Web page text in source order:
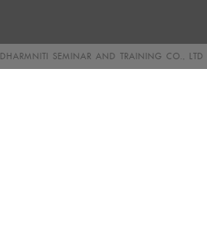
DHARMNITI SEMINAR AND TRAINING CO., LTD